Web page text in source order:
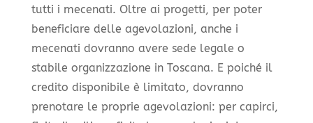
tutti i mecenati. Oltre ai progetti, per poter
beneficiare delle agevolazioni, anche i
mecenati dovranno avere sede legale o
stabile organizzazione in Toscana. E poiché il
credito disponibile è limitato, dovranno
prenotare le proprie agevolazioni: per capirci,